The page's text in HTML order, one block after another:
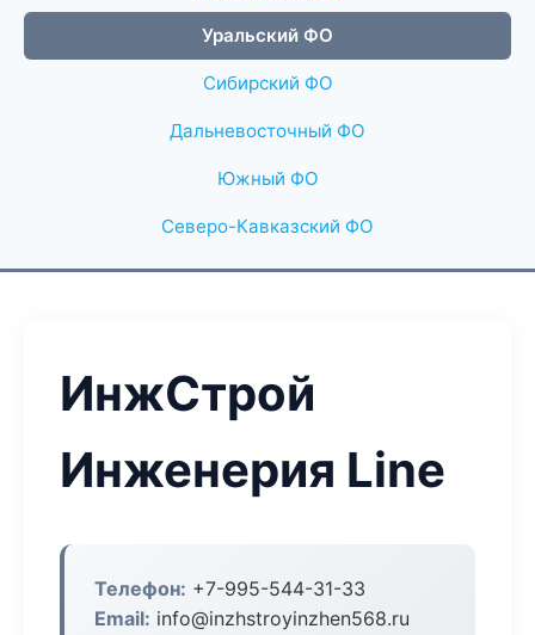
Уральский ФО
Сибирский ФО
Дальневосточный ФО
Южный ФО
Северо-Кавказский ФО
ИнжСтрой
Инженерия Line
Телефон: +7-995-544-31-33
Email: info@inzhstroyinzhen568.ru